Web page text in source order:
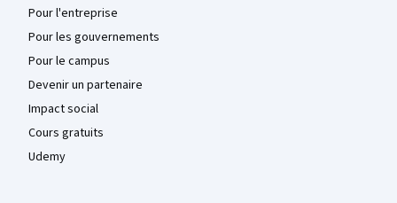
Pour l'entreprise
Pour les gouvernements
Pour le campus
Devenir un partenaire
Impact social
Cours gratuits
Udemy